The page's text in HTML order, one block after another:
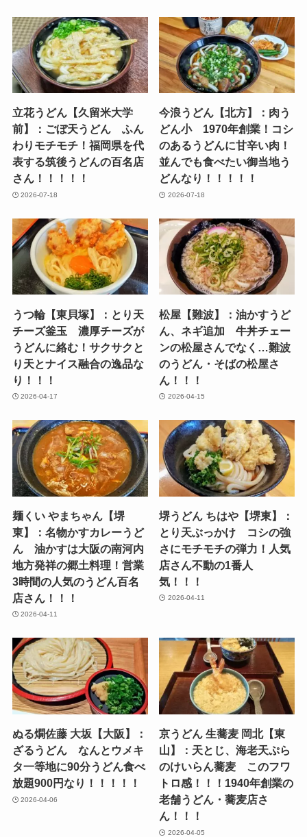
立花うどん【久留米大学
前】：ごぼ天うどん ふん
わりモチモチ！福岡県を代
表する筑後うどんの百名店
さん！！！！！
2026-07-18
今浪うどん【北方】：肉う
どん小 1970年創業！コシ
のあるうどんに甘辛い肉！
並んでも食べたい御当地う
どんなり！！！！！
2026-07-18
うつ輪【東貝塚】：とり天
チーズ釜玉 濃厚チーズが
うどんに絡む！サクサクと
り天とナイス融合の逸品な
り！！！
2026-04-17
松屋【難波】：油かすうど
ん、ネギ追加 牛丼チェー
ンの松屋さんでなく…難波
のうどん・そばの松屋さ
ん！！！
2026-04-15
麺くい やまちゃん【堺
東】：名物かすカレーうど
ん 油かすは大阪の南河内
地方発祥の郷土料理！営業
3時間の人気のうどん百名
店さん！！！
2026-04-11
堺うどん ちはや【堺東】：
とり天ぶっかけ コシの強
さにモチモチの弾力！人気
店さん不動の1番人
気！！！
2026-04-11
ぬる燗佐藤 大坂【大阪】：
ざるうどん なんとウメキ
タ一等地に90分うどん食べ
放題900円なり！！！！！
2026-04-06
京うどん 生蕎麦 岡北【東
山】：天とじ、海老天ぷら
のけいらん蕎麦 このフワ
トロ感！！！1940年創業の
老舗うどん・蕎麦店さ
ん！！！
2026-04-05